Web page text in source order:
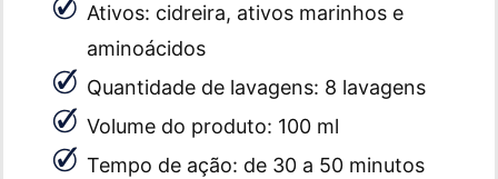
Ativos: cidreira, ativos marinhos e
aminoácidos
Quantidade de lavagens: 8 lavagens
Volume do produto: 100 ml
Tempo de ação: de 30 a 50 minutos